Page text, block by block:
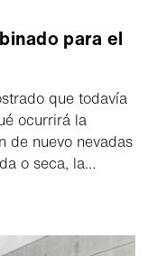
para el
que todavía
ocurrirá la
de nuevo nevadas
o seca, la
es